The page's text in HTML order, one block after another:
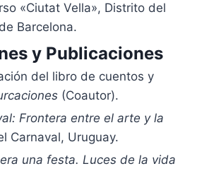
«Ciutat Vella», Distrito del
Barcelona.
y Publicaciones
del libro de cuentos y
(Coautor).
Frontera entre el arte y la
Carnaval, Uruguay.
una festa. Luces de la vida